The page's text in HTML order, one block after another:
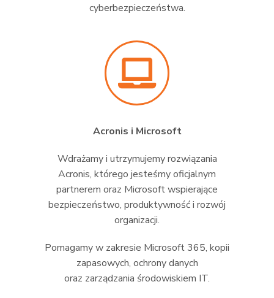
cyberbezpieczeństwa.
Acronis i Microsoft
Wdrażamy i utrzymujemy rozwiązania
Acronis, którego jesteśmy oficjalnym
partnerem oraz Microsoft wspierające
bezpieczeństwo, produktywność i rozwój
organizacji.
Pomagamy w zakresie Microsoft 365, kopii
zapasowych, ochrony danych
oraz zarządzania środowiskiem IT.